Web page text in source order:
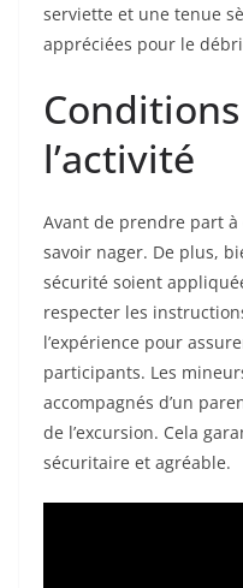
serviette et une tenue
appréciées pour le
l’activité
Avant de prendre part à
savoir nager. De plus,
sécurité soient
respecter les
l’expérience pour
participants. Les
accompagnés d’un
de l’excursion. Cela
sécuritaire et agréable.